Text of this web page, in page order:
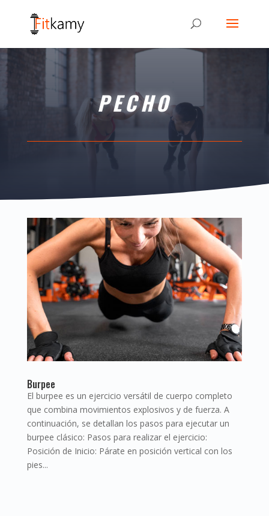
PECHO
Burpee
El burpee es un ejercicio versátil de cuerpo completo
que combina movimientos explosivos y de fuerza. A
continuación, se detallan los pasos para ejecutar un
burpee clásico: Pasos para realizar el ejercicio:
Posición de Inicio: Párate en posición vertical con los
pies...